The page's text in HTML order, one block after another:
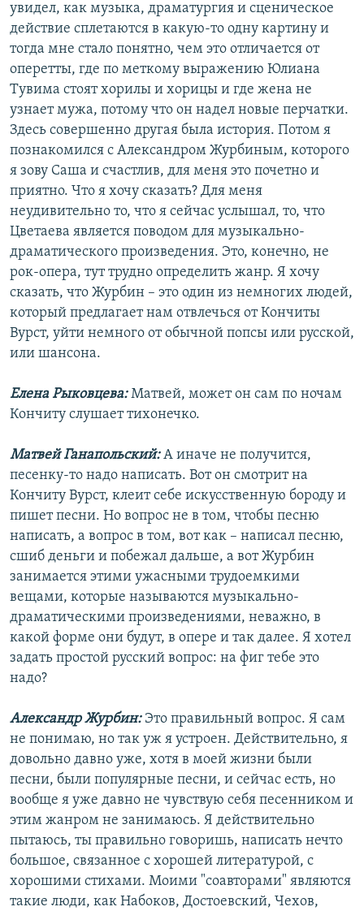
увидел, как музыка, драматургия и сценическое
действие сплетаются в какую-то одну картину и
тогда мне стало понятно, чем это отличается от
оперетты, где по меткому выражению Юлиана
Тувима стоят хорилы и хорицы и где жена не
узнает мужа, потому что он надел новые перчатки.
Здесь совершенно другая была история. Потом я
познакомился с Александром Журбиным, которого
я зову Саша и счастлив, для меня это почетно и
приятно. Что я хочу сказать? Для меня
неудивительно то, что я сейчас услышал, то, что
Цветаева является поводом для музыкально-
драматического произведения. Это, конечно, не
рок-опера, тут трудно определить жанр. Я хочу
сказать, что Журбин – это один из немногих людей,
который предлагает нам отвлечься от Кончиты
Вурст, уйти немного от обычной попсы или русской,
или шансона.
Елена Рыковцева:Матвей, может он сам по ночам
Кончиту слушает тихонечко.
Матвей Ганапольский:А иначе не получится,
песенку-то надо написать. Вот он смотрит на
Кончиту Вурст, клеит себе искусственную бороду и
пишет песни. Но вопрос не в том, чтобы песню
написать, а вопрос в том, вот как – написал песню,
сшиб деньги и побежал дальше, а вот Журбин
занимается этими ужасными трудоемкими
вещами, которые называются музыкально-
драматическими произведениями, неважно, в
какой форме они будут, в опере и так далее. Я хотел
задать простой русский вопрос: на фиг тебе это
надо?
Александр Журбин: Это правильный вопрос. Я сам
не понимаю, но так уж я устроен. Действительно, я
довольно давно уже, хотя в моей жизни были
песни, были популярные песни, и сейчас есть, но
вообще я уже давно не чувствую себя песенником и
этим жанром не занимаюсь. Я действительно
пытаюсь, ты правильно говоришь, написать нечто
большое, связанное с хорошей литературой, с
хорошими стихами. Моими "соавторами" являются
такие люди, как Набоков, Достоевский, Чехов,